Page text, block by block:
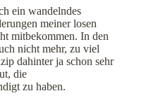
ein wandelndes
meiner losen
mitbekommen. In den
nicht mehr, zu viel
dahinter ja schon sehr
die
zu haben.